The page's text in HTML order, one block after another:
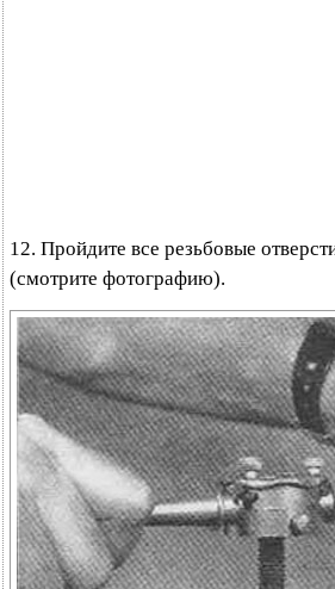
12. Пройдите все резьбовые
(смотрите фотографию).